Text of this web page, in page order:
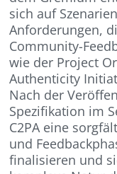
sich auf
Anforderungen,
Community-
wie der Project
Authenticity
Nach der
Spezifikation im
C2PA eine
und
finalisieren und